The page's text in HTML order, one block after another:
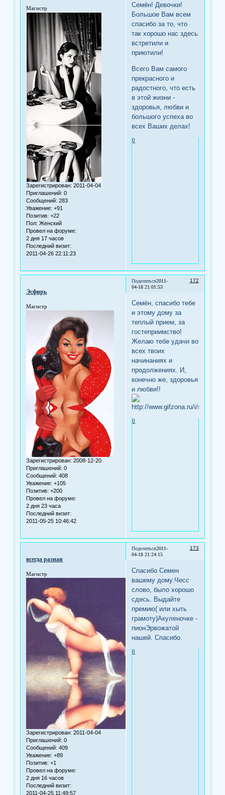
Магистр
Зарегистрирован: 2011-04-04
Приглашений: 0
Сообщений: 283
Уважение: +91
Позитив: +22
Пол: Женский
Провел на форуме:
2 дня 17 часов
Последний визит:
2011-04-26 22:11:23
Семён! Девочки!
Большое Вам всем
спасибо за то, что
так хорошо нас здесь
встретили и
приютили!
Всего Вам самого
прекрасного и
радостного, что есть
в этой жизни -
здоровья, любви и
большого успеха во
всех Ваших делах!
0
Поделиться 172
2011-
04-18 21:01:53
Эсфирь
Магистр
Зарегистрирован: 2008-12-20
Приглашений: 0
Сообщений: 408
Уважение: +105
Позитив: +200
Провел на форуме:
2 дня 23 часа
Последний визит:
2011-05-25 10:46:42
Семён, спасибо тебе
и этому дому за
теплый прием, за
гостеприимство!
Желаю тебе удачи во
всех твоих
начинаниях и
продолжениях. И,
конечно же, здоровья
и любви!!
0
Поделиться 173
2011-
04-18 21:24:15
всегда разная
Магистр
Зарегистрирован: 2011-04-04
Приглашений: 0
Сообщений: 409
Уважение: +89
Позитив: +1
Провел на форуме:
2 дня 16 часов
Последний визит:
2011-04-25 11:49:57
Спасибо Семен
вашему дому.Чесс
слово, было хорошо
сдесь. Выдайте
премию( или хыть
грамоту)Акуленочке -
пионЭрвожатой
нашей. Спасибо.
0